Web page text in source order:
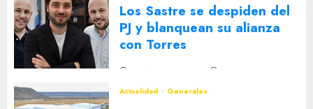
Los Sastre se despiden del
PJ y blanquean su alianza
con Torres
2 DE AGOSTO DE 2026
Actualidad
Generales